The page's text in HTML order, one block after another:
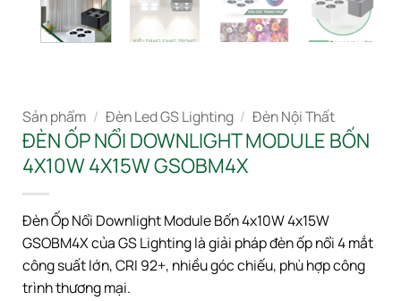
Sản phẩm / Đèn Led GS Lighting / Đèn Nội Thất
ĐÈN ỐP NỔI DOWNLIGHT MODULE BỐN
4X10W 4X15W GSOBM4X
Đèn Ốp Nổi Downlight Module Bốn 4x10W 4x15W
GSOBM4X của GS Lighting là giải pháp đèn ốp nổi 4 mắt
công suất lớn, CRI 92+, nhiều góc chiếu, phù hợp công
trình thương mại.